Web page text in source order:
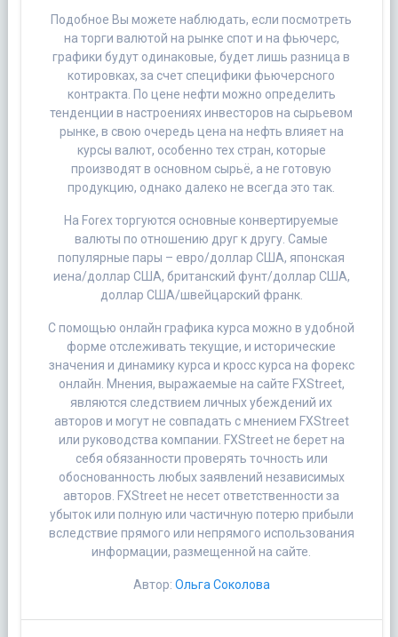
Подобное Вы можете наблюдать, если посмотреть
на торги валютой на рынке спот и на фьючерс,
графики будут одинаковые, будет лишь разница в
котировках, за счет специфики фьючерсного
контракта. По цене нефти можно определить
тенденции в настроениях инвесторов на сырьевом
рынке, в свою очередь цена на нефть влияет на
курсы валют, особенно тех стран, которые
производят в основном сырьё, а не готовую
продукцию, однако далеко не всегда это так.
На Forex торгуются основные конвертируемые
валюты по отношению друг к другу. Самые
популярные пары – евро/доллар США, японская
иена/доллар США, британский фунт/доллар США,
доллар США/швейцарский франк.
С помощью онлайн графика курса можно в удобной
форме отслеживать текущие, и исторические
значения и динамику курса и кросс курса на форекс
онлайн. Мнения, выражаемые на сайте FXStreet,
являются следствием личных убеждений их
авторов и могут не совпадать с мнением FXStreet
или руководства компании. FXStreet не берет на
себя обязанности проверять точность или
обоснованность любых заявлений независимых
авторов. FXStreet не несет ответственности за
убыток или полную или частичную потерю прибыли
вследствие прямого или непрямого использования
информации, размещенной на сайте.
Автор: Ольга Соколова